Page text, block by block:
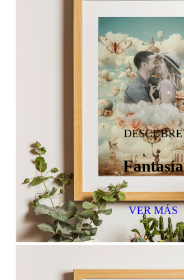
Fantasía
DESCUBRE
VER MÁS